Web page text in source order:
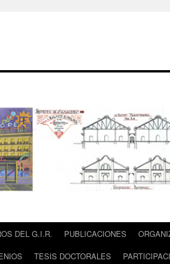
DEL G.I.R. PUBLICACIONES
TESIS DOCTORALES